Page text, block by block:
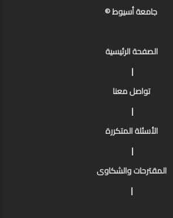
جامعة أسيوط ©
الصفحة الرئيسية
|
تواصل معنا
|
الأسئلة المتكررة
|
المقترحات والشكاوى
|